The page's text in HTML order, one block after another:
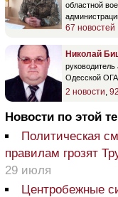
областной
67 новостей
Николай
руководитель
Одесской ОГА
2 новости,
Новости по этой
Политическая
правилам грозят
29 июля
Центробежные